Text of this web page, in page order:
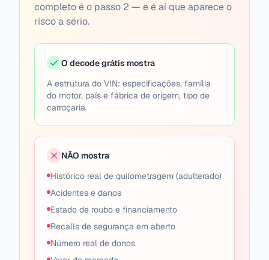
completo é o passo 2 — e é aí que aparece o
risco a sério.
O decode grátis mostra
A estrutura do VIN: especificações, família
do motor, país e fábrica de origem, tipo de
carroçaria.
NÃO mostra
Histórico real de quilometragem (adulterado)
Acidentes e danos
Estado de roubo e financiamento
Recalls de segurança em aberto
Número real de donos